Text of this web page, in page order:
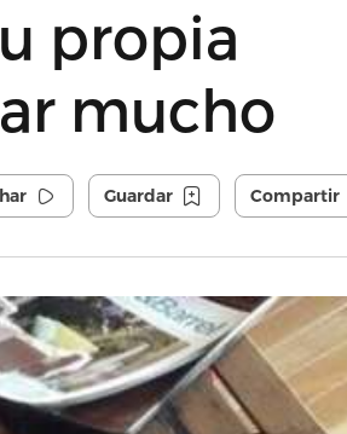
propia
mucho
Guardar Compartir